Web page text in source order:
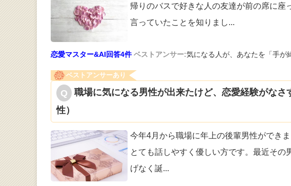
帰りのバスで好きな人の友達が前の席に座
言っていたことを知りまし...
恋愛マスター&AI回答4件 ベストアンサー:気になる人が、あなたを「手が
ベストアンサーあり
職場に気になる男性が出来たけど、恋愛経験がな
性）
今年4月から職場に年上の後輩男性ができ
と ても話しやすく優しい方です。最近その
げなく誕...